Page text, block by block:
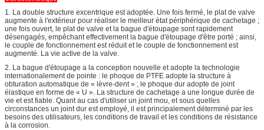
1. La double structure excentrique est adoptée. Une fois fermé, le plat de valve
augmente à l'extérieur pour réaliser le meilleur état périphérique de cachetage ;
une fois ouvert, le plat de valve et la bague d'étoupage sont rapidement
désengagés, empêchant effectivement la bague d'étoupage d'être porté ; ainsi,
le couple de fonctionnement est réduit et le couple de fonctionnement est
augmenté. La vie active de la valve.
2. La bague d'étoupage a la conception nouvelle et adopte la technologie
internationalement de pointe : le phoque de PTFE adopte la structure à
obturation automatique de « lèvre-dent » ; le phoque dur adopte de joint
élastique en forme de « U ». La structure de cachetage a une longue durée de
vie et est fiable. Quant au cas d'utiliser un joint mou, et sous quelles
circonstances un joint dur est employé, il est principalement déterminé par les
besoins des utilisateurs, les conditions de travail et les conditions de résistance
à la corrosion.